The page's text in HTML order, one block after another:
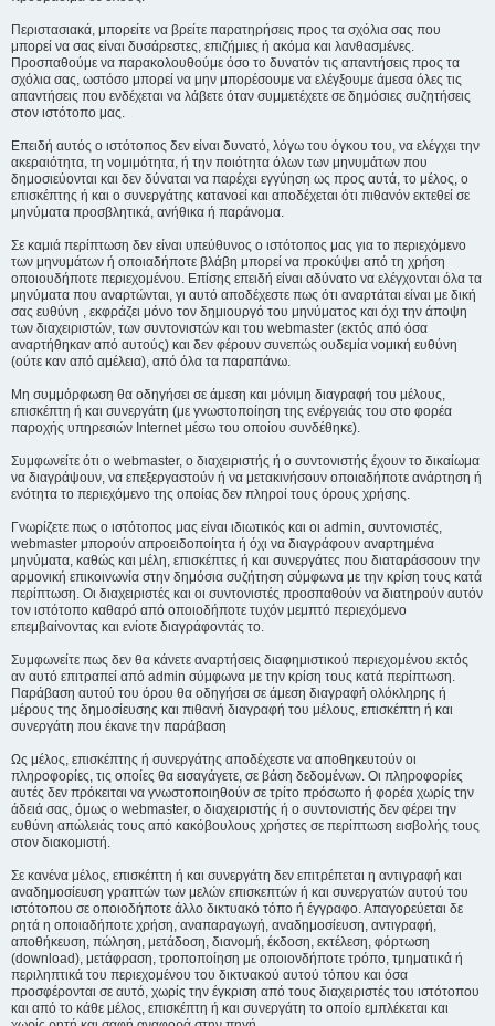
Περιστασιακά, μπορείτε να βρείτε παρατηρήσεις προς τα σχόλια σας που
μπορεί να σας είναι δυσάρεστες, επιζήμιες ή ακόμα και λανθασμένες.
Προσπαθούμε να παρακολουθούμε όσο το δυνατόν τις απαντήσεις προς τα
σχόλια σας, ωστόσο μπορεί να μην μπορέσουμε να ελέγξουμε άμεσα όλες τις
απαντήσεις που ενδέχεται να λάβετε όταν συμμετέχετε σε δημόσιες συζητήσεις
στον ιστότοπο μας.
Επειδή αυτός ο ιστότοπος δεν είναι δυνατό, λόγω του όγκου του, να ελέγχει την
ακεραιότητα, τη νομιμότητα, ή την ποιότητα όλων των μηνυμάτων που
δημοσιεύονται και δεν δύναται να παρέχει εγγύηση ως προς αυτά, το μέλος, ο
επισκέπτης ή και ο συνεργάτης κατανοεί και αποδέχεται ότι πιθανόν εκτεθεί σε
μηνύματα προσβλητικά, ανήθικα ή παράνομα.
Σε καμιά περίπτωση δεν είναι υπεύθυνος ο ιστότοπος μας για το περιεχόμενο
των μηνυμάτων ή οποιαδήποτε βλάβη μπορεί να προκύψει από τη χρήση
οποιουδήποτε περιεχομένου. Επίσης επειδή είναι αδύνατο να ελέγχονται όλα τα
μηνύματα που αναρτώνται, γι αυτό αποδέχεστε πως ότι αναρτάται είναι με δική
σας ευθύνη , εκφράζει μόνο τον δημιουργό του μηνύματος και όχι την άποψη
των διαχειριστών, των συντονιστών και του webmaster (εκτός από όσα
αναρτήθηκαν από αυτούς) και δεν φέρουν συνεπώς ουδεμία νομική ευθύνη
(ούτε καν από αμέλεια), από όλα τα παραπάνω.
Μη συμμόρφωση θα οδηγήσει σε άμεση και μόνιμη διαγραφή του μέλους,
επισκέπτη ή και συνεργάτη (με γνωστοποίηση της ενέργειάς του στο φορέα
παροχής υπηρεσιών Internet μέσω του οποίου συνδέθηκε).
Συμφωνείτε ότι ο webmaster, ο διαχειριστής ή ο συντονιστής έχουν το δικαίωμα
να διαγράψουν, να επεξεργαστούν ή να μετακινήσουν οποιαδήποτε ανάρτηση ή
ενότητα το περιεχόμενο της οποίας δεν πληροί τους όρους χρήσης.
Γνωρίζετε πως ο ιστότοπος μας είναι ιδιωτικός και οι admin, συντονιστές,
webmaster μπορούν απροειδοποίητα ή όχι να διαγράφουν αναρτημένα
μηνύματα, καθώς και μέλη, επισκέπτες ή και συνεργάτες που διαταράσσουν την
αρμονική επικοινωνία στην δημόσια συζήτηση σύμφωνα με την κρίση τους κατά
περίπτωση. Οι διαχειριστές και οι συντονιστές προσπαθούν να διατηρούν αυτόν
τον ιστότοπο καθαρό από οποιοδήποτε τυχόν μεμπτό περιεχόμενο
επεμβαίνοντας και ενίοτε διαγράφοντάς το.
Συμφωνείτε πως δεν θα κάνετε αναρτήσεις διαφημιστικού περιεχομένου εκτός
αν αυτό επιτραπεί από admin σύμφωνα με την κρίση τους κατά περίπτωση.
Παράβαση αυτού του όρου θα οδηγήσει σε άμεση διαγραφή ολόκληρης ή
μέρους της δημοσίευσης και πιθανή διαγραφή του μέλους, επισκέπτη ή και
συνεργάτη που έκανε την παράβαση
Ως μέλος, επισκέπτης ή συνεργάτης αποδέχεστε να αποθηκευτούν οι
πληροφορίες, τις οποίες θα εισαγάγετε, σε βάση δεδομένων. Οι πληροφορίες
αυτές δεν πρόκειται να γνωστοποιηθούν σε τρίτο πρόσωπο ή φορέα χωρίς την
άδειά σας, όμως ο webmaster, ο διαχειριστής ή ο συντονιστής δεν φέρει την
ευθύνη απώλειάς τους από κακόβουλους χρήστες σε περίπτωση εισβολής τους
στον διακομιστή.
Σε κανένα μέλος, επισκέπτη ή και συνεργάτη δεν επιτρέπεται η αντιγραφή και
αναδημοσίευση γραπτών των μελών επισκεπτών ή και συνεργατών αυτού του
ιστότοπου σε οποιοδήποτε άλλο δικτυακό τόπο ή έγγραφο. Απαγορεύεται δε
ρητά η οποιαδήποτε χρήση, αναπαραγωγή, αναδημοσίευση, αντιγραφή,
αποθήκευση, πώληση, μετάδοση, διανομή, έκδοση, εκτέλεση, φόρτωση
(download), μετάφραση, τροποποίηση με οποιονδήποτε τρόπο, τμηματικά ή
περιληπτικά του περιεχομένου του δικτυακού αυτού τόπου και όσα
προσφέρονται σε αυτό, χωρίς την έγκριση από τους διαχειριστές του ιστότοπου
και από το κάθε μέλος, επισκέπτη ή και συνεργάτη το οποίο εμπλέκεται και